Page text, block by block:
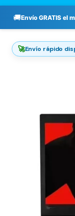
🚚Envío GRATIS el
🚀Envío rápido